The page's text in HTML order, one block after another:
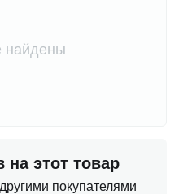
найдены
на этот товар
покупателями